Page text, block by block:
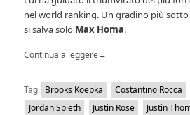
nel world ranking. Un gradino più sotto
si salva solo Max Homa.
Continua a leggere→
Tag Brooks Koepka Costantino Rocca
Jordan Spieth
Justin Rose Justin